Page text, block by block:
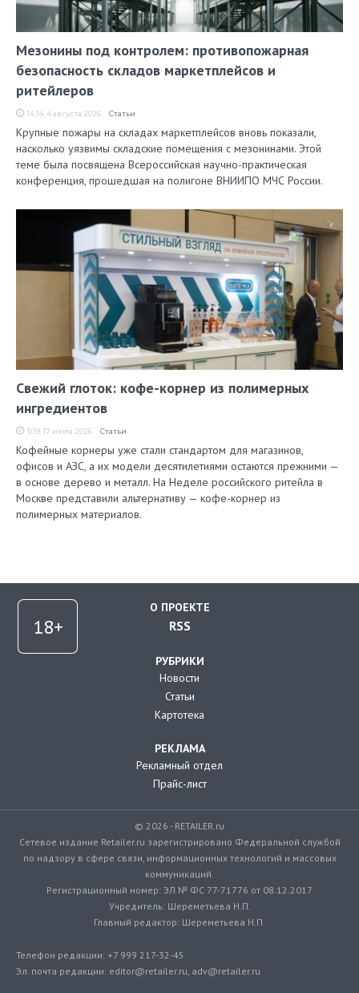
Мезонины под контролем: противопожарная
безопасность складов маркетплейсов и
ритейлеров
14:14, 4 августа 2026 Статьи
Крупные пожары на складах маркетплейсов вновь показали,
насколько уязвимы складские помещения с мезонинами. Этой
теме была посвящена Всероссийская научно-практическая
конференция, прошедшая на полигоне ВНИИПО МЧС России.
Свежий глоток: кофе-корнер из полимерных
ингредиентов
11:19, 17 июля 2026 Статьи
Кофейные корнеры уже стали стандартом для магазинов,
офисов и АЗС, а их модели десятилетиями остаются прежними —
в основе дерево и металл. На Неделе российского ритейла в
Москве представили альтернативу — кофе-корнер из
полимерных материалов.
О ПРОЕКТЕ
RSS
РУБРИКИ
Новости
Статьи
Картотека
РЕКЛАМА
Рекламный отдел
Прайс-лист
© 2026 - RETAILER.ru
Сетевое издание Retailer.ru зарегистрировано Федеральной службой
по надзору в сфере связи, информационных технологий и массовых
коммуникаций.
Регистрационный номер: ЭЛ № ФС 77-71776 от 08.12.2017
Учредитель: Шереметьева Н.П.
Главный редактор: Шереметьева Н.П.
Телефон редакции: +7 999 217-32-45
Эл. почта редакции: editor@retailer.ru, adv@retailer.ru